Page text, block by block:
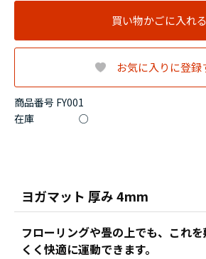
商品番号 FY001
在庫 ○
買い物かごに入れる
お気に入りに登録
ヨガマット 厚み 4mm
フローリングや畳の上でも、これ
くく快適に運動できます。